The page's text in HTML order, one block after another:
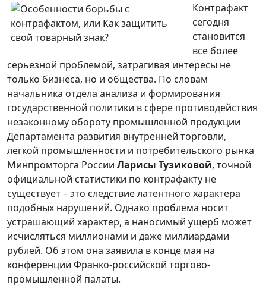
Контрафакт
сегодня
становится
все более
серьезной проблемой, затрагивая интересы не
только бизнеса, но и общества. По словам
начальника отдела анализа и формирования
государственной политики в сфере противодействия
незаконному обороту промышленной продукции
Департамента развития внутренней торговли,
легкой промышленности и потребительского рынка
Минпромторга России Ларисы Тузиковой, точной
официальной статистики по контрафакту не
существует – это следствие латентного характера
подобных нарушений. Однако проблема носит
устрашающий характер, а наносимый ущерб может
исчисляться миллионами и даже миллиардами
рублей. Об этом она заявила в конце мая на
конференции Франко-российской торгово-
промышленной палаты.